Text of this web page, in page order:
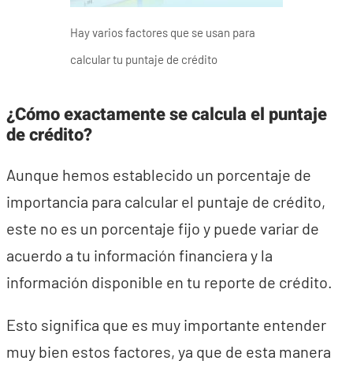
Hay varios factores que se usan para
calcular tu puntaje de crédito
¿Cómo exactamente se calcula el puntaje
de crédito?
Aunque hemos establecido un porcentaje de
importancia para calcular el puntaje de crédito,
este no es un porcentaje fijo y puede variar de
acuerdo a tu información financiera y la
información disponible en tu reporte de crédito.
Esto significa que es muy importante entender
muy bien estos factores, ya que de esta manera